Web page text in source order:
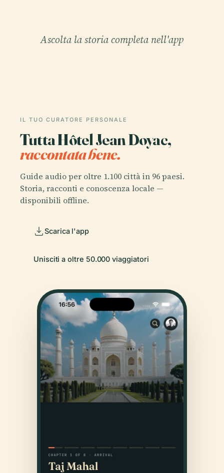
Ascolta la storia completa nell'app
IL TUO CURATORE PERSONALE
Tutta Hôtel Jean Doyac,
raccontata bene.
Guide audio per oltre 1.100 città in 96 paesi.
Storia, racconti e conoscenza locale —
disponibili offline.
Scarica l'app
Unisciti a oltre 50.000 viaggiatori